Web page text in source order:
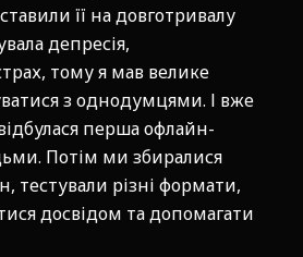
її на довготривалу
депресія,
тому я мав велике
з однодумцями. І вже
перша офлайн-
Потім ми збиралися
тестували різні формати,
досвідом та допомагати